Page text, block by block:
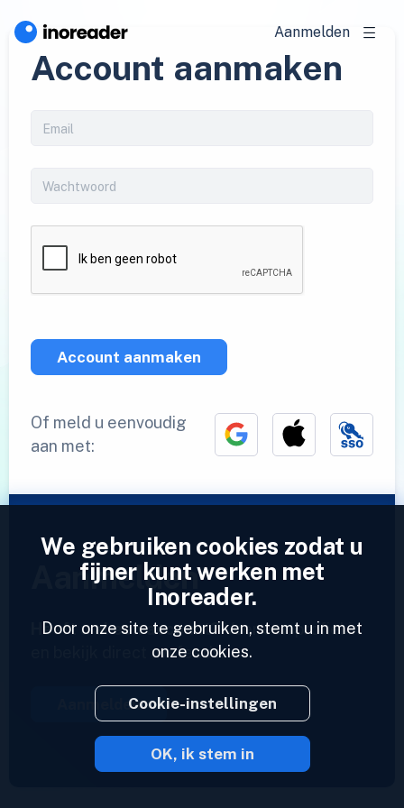
Aanmelden
Account aanmaken
Account aanmaken
Of meld u eenvoudig
aan met:
Aanmelden
Heeft u al een account?Voer een profiel in
en bekijk direct uw feeds.
Aanmelden
2023 © Inoreader
We gebruiken cookies zodat u
fijner kunt werken met
Inoreader.
Door onze site te gebruiken, stemt u in met
onze cookies.
Cookie-instellingen
OK, ik stem in